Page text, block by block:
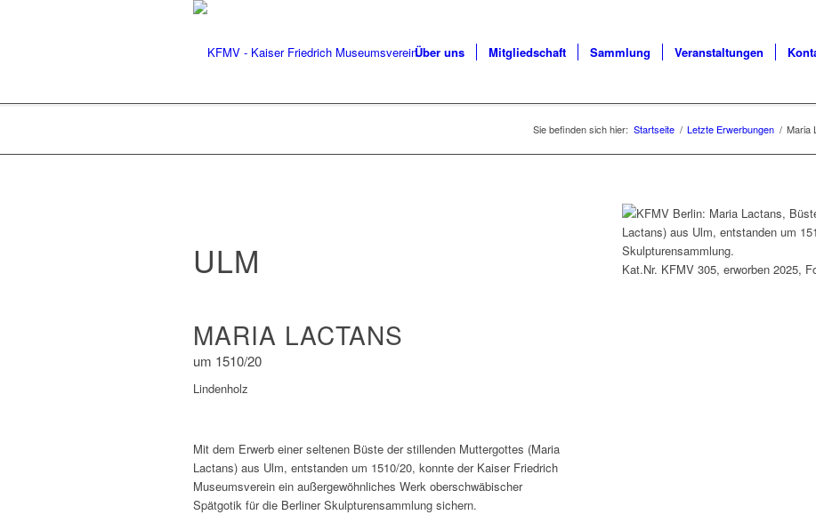
Über uns Mitgliedschaft Sammlung Veranstaltungen
Sie befinden sich hier: Startseite / Letzte Erwerbungen / Maria
ULM
MARIA LACTANS
um 1510/20
Lindenholz
Mit dem Erwerb einer seltenen Büste der stillenden Muttergottes (Maria
Lactans) aus Ulm, entstanden um 1510/20, konnte der Kaiser Friedrich
Museumsverein ein außergewöhnliches Werk oberschwäbischer
Spätgotik für die Berliner Skulpturensammlung sichern.
Kat.Nr. KFMV 305, erworben 2025,